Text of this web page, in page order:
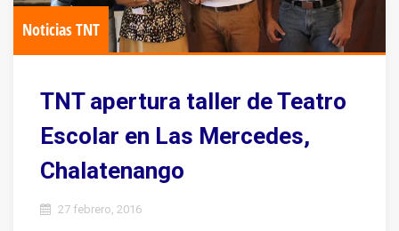
Noticias TNT
TNT apertura taller de Teatro
Escolar en Las Mercedes,
Chalatenango
27 febrero, 2016